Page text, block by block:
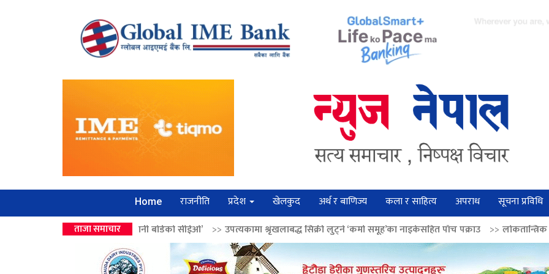
Home राजनीति प्रदेश खेलकुद अर्थ र बाणिज्य कला र साहित्य अपराध सूचना प्रविधि
ताजा समाचार
उपहार ‘लगानी बोर्डको सीईओ’ >> उपत्यकामा श्रृंखलाबद्ध सिक्री लुट्ने ‘कर्मा समूह’का नाइकेसहित पाँच पक्राउ >>लोकतान्त्रिक मूल्य सुदृढ बनाउन